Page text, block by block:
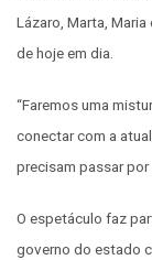
Lázaro, Marta,
de hoje em dia.
“Faremos uma
conectar com a
precisam passar
O espetáculo faz
governo do estado